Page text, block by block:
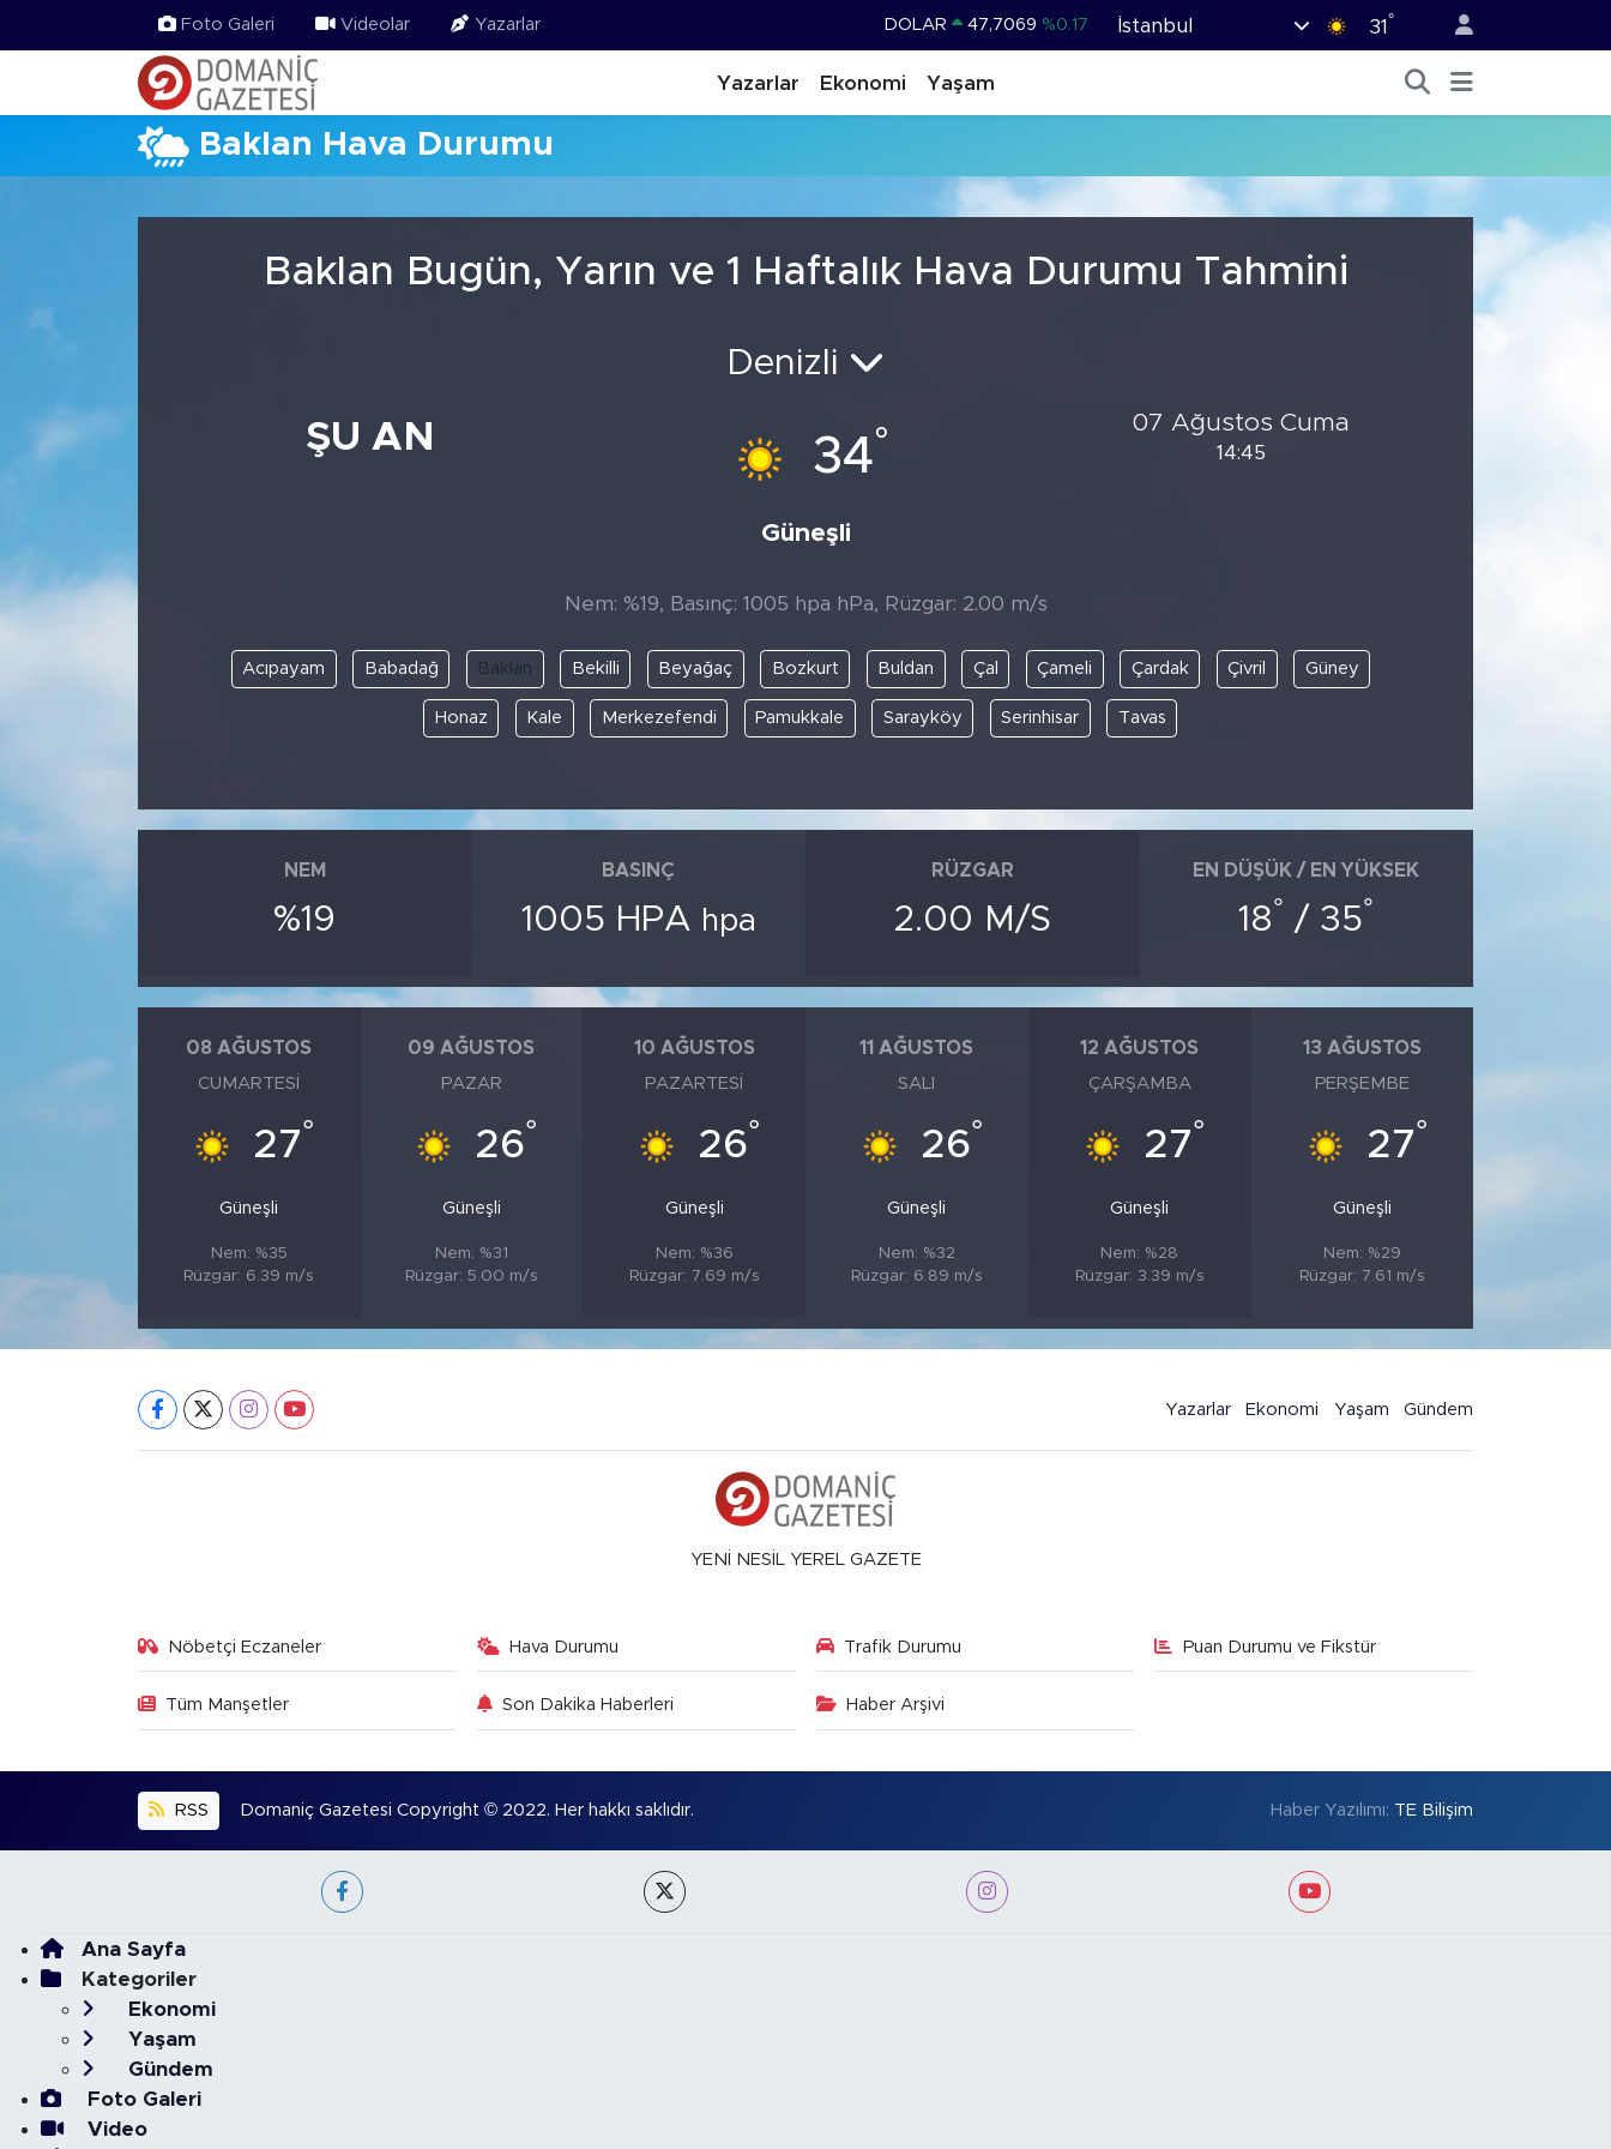
Foto Galeri Videolar Yazarlar DOLAR 47,7069 %0.17
STERLİN 64,1897 %0.02
BİST100 13.887
İstanbul 31 °
Yazarlar Ekonomi Yaşam
Baklan Hava Durumu
Baklan Bugün, Yarın ve 1 Haftalık Hava Durumu Tahmini
ŞU AN
Denizli
34°
Güneşli
07 Ağustos Cuma
14:45
Nem: %19, Basınç: 1005 hpa hPa, Rüzgar: 2.00 m/s
Acıpayam Babadağ Baklan Bekilli Beyağaç Bozkurt Buldan Çal Çameli Çardak Çivril Güney
Honaz Kale Merkezefendi Pamukkale Sarayköy Serinhisar Tavas
NEM
%19
BASINÇ
1005 HPA hpa
RÜZGAR
2.00 M/S
EN DÜŞÜK / EN YÜKSEK
18° / 35°
08 AĞUSTOS
CUMARTESI
27°
Güneşli
Nem: %35
Rüzgar: 6.39 m/s
09 AĞUSTOS
PAZAR
26°
Güneşli
Nem: %31
Rüzgar: 5.00 m/s
10 AĞUSTOS
PAZARTESI
26°
Güneşli
Nem: %36
Rüzgar: 7.69 m/s
11 AĞUSTOS
SALI
26°
Güneşli
Nem: %32
Rüzgar: 6.89 m/s
12 AĞUSTOS
ÇARŞAMBA
27°
Güneşli
Nem: %28
Rüzgar: 3.39 m/s
13 AĞUSTOS
PERŞEMBE
27°
Güneşli
Nem: %29
Rüzgar: 7.61 m/s
Yazarlar Ekonomi Yaşam Gündem
YENİ NESİL YEREL GAZETE
Nöbetçi Eczaneler Hava Durumu Trafik Durumu Puan Durumu ve Fikstür
Tüm Manşetler Son Dakika Haberleri Haber Arşivi
RSS Domaniç Gazetesi Copyright © 2022. Her hakkı saklıdır. Haber Yazılımı: TE Bilişim
Ana Sayfa
Kategoriler
Ekonomi
Yaşam
Gündem
Foto Galeri
Video